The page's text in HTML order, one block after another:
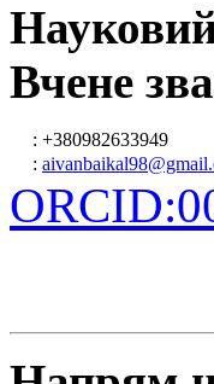
Вчене
: +380982633949
: